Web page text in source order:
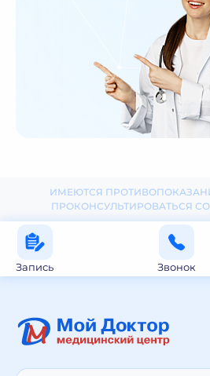
ИМЕЮТСЯ
ПРОКОНСУЛЬТИРОВАТЬСЯ
Запись Звонок